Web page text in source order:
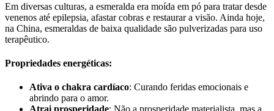
Em diversas culturas, a esmeralda era moída em pó para tratar desde
venenos até epilepsia, afastar cobras e restaurar a visão. Ainda hoje,
na China, esmeraldas de baixa qualidade são pulverizadas para uso
terapêutico.
Propriedades energéticas:
Ativa o chakra cardíaco: Curando feridas emocionais e
abrindo para o amor.